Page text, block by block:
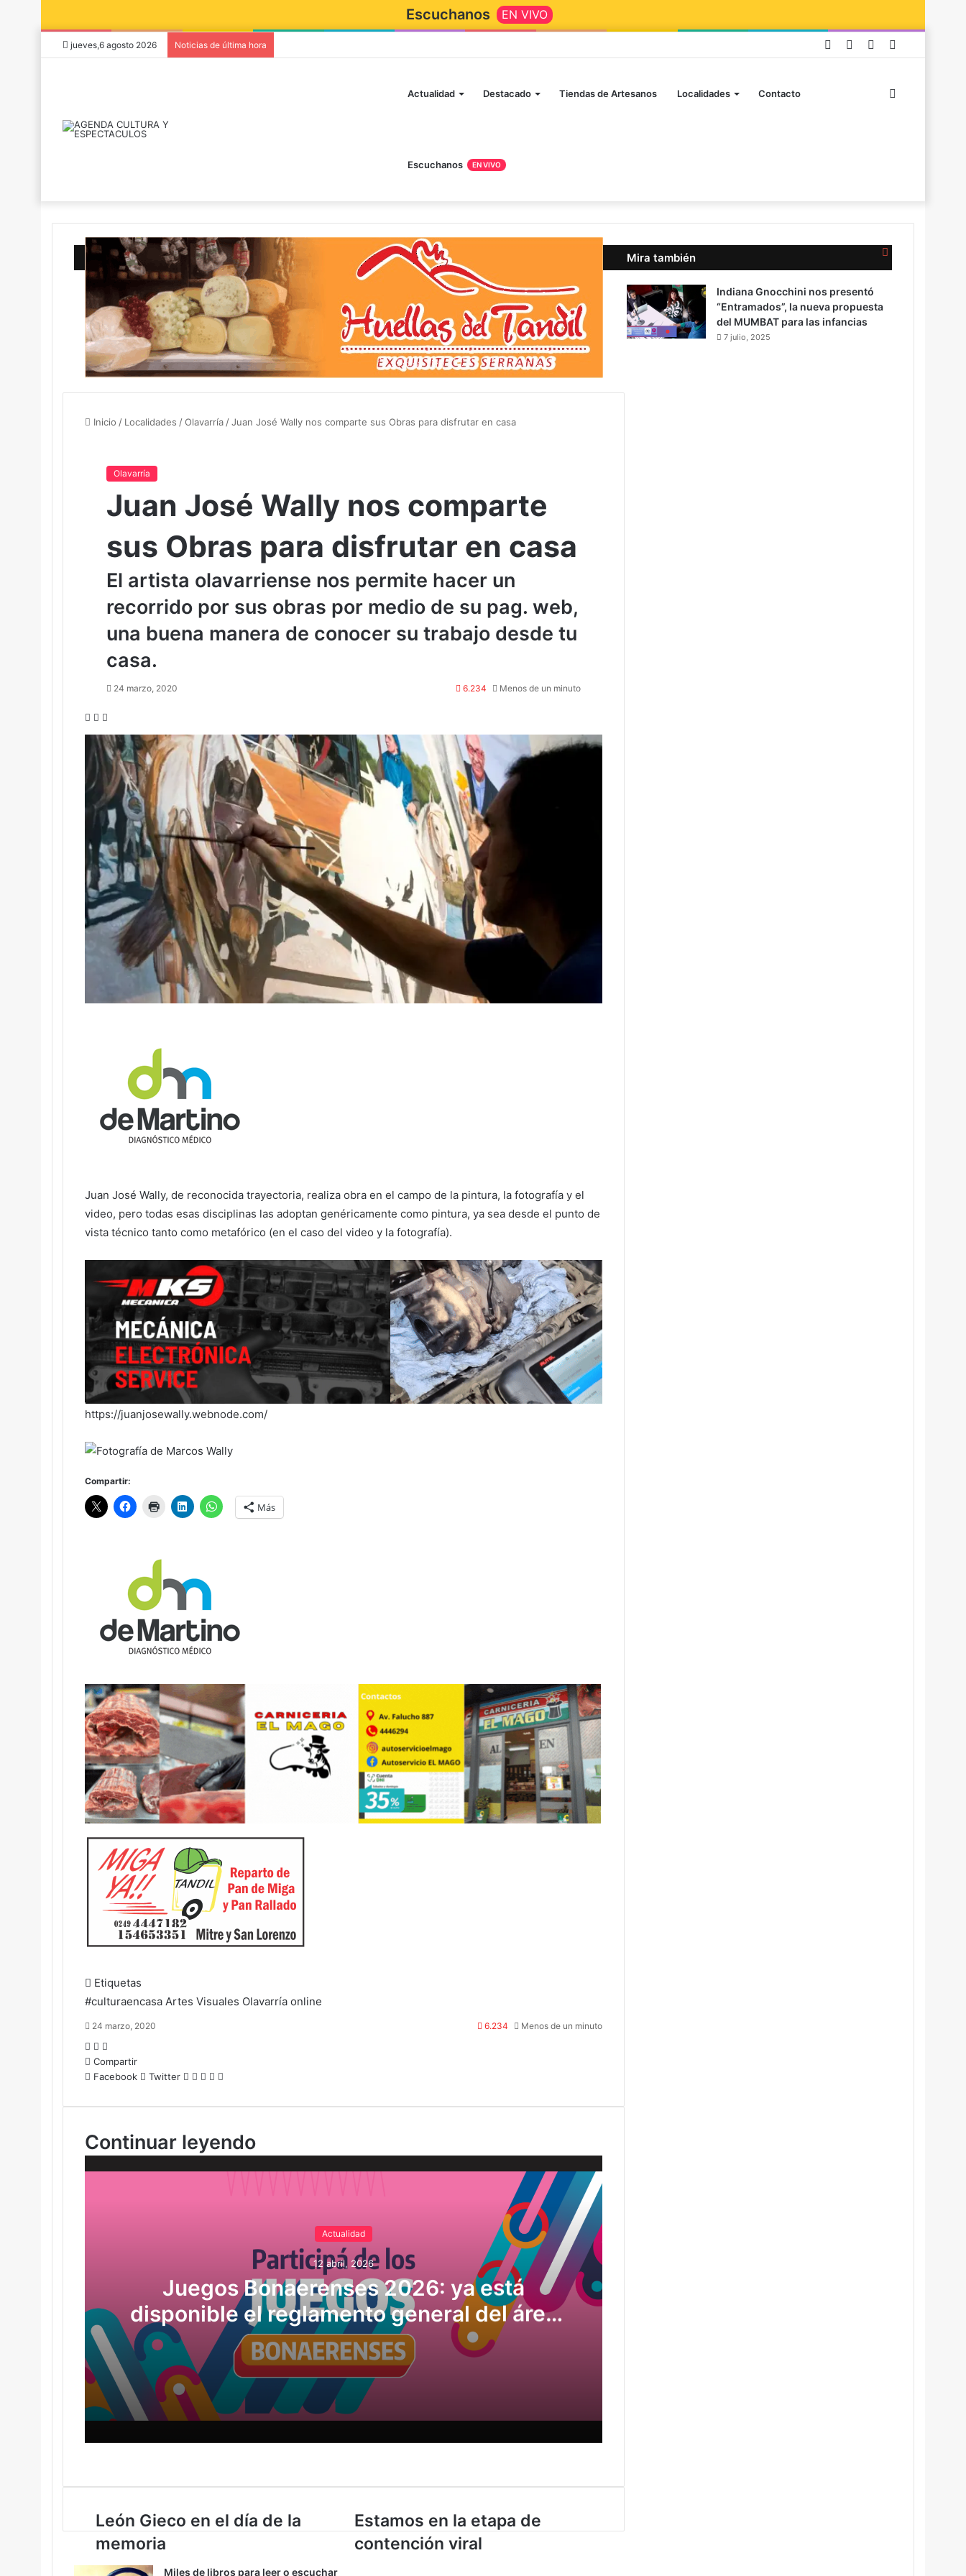
Escuchanos EN VIVO
jueves,6 agosto 2026 Noticias de última hora
Publicación
azar
Instagram
Facebook
Inicio
Actualidad Destacado Tiendas de Artesanos Localidades Contacto
Escuchanos EN VIVO
Inicio / Localidades /Olavarría /Juan José Wally nos comparte sus Obras para disfrutar en casa
Olavarría
Juan José Wally nos comparte
sus Obras para disfrutar en casa
El artista olavarriense nos permite hacer un
recorrido por sus obras por medio de su pag. web,
una buena manera de conocer su trabajo desde tu
casa.
24 marzo, 2020 6.234 Menos de un minuto
Facebook
Twitter
Juan José Wally, de reconocida trayectoria, realiza obra en el campo de la pintura, la fotografía y el
video, pero todas esas disciplinas las adoptan genéricamente como pintura, ya sea desde el punto de
vista técnico tanto como metafórico (en el caso del video y la fotografía).
https://juanjosewally.webnode.com/
Compartir:
Más
Etiquetas
#culturaencasa Artes Visuales Olavarría online
24 marzo, 2020 6.234 Menos de un minuto
Facebook
Twitter
Compartir
Facebook
Twitter LinkedIn
Pinterest
WhatsApp
Compartir
correo
Continuar leyendo
Actualidad
12 abril, 2026
Juegos Bonaerenses 2026: ya está
disponible el reglamento general del área
Cultura
12 abril, 2026
León Gieco en el día de la
memoria
Estamos en la etapa de
contención viral
Mira también Cerrar
Indiana Gnocchini nos presentó
“Entramados”, la nueva propuesta
del MUMBAT para las infancias
7 julio, 2025
Miles de libros para leer o escuchar